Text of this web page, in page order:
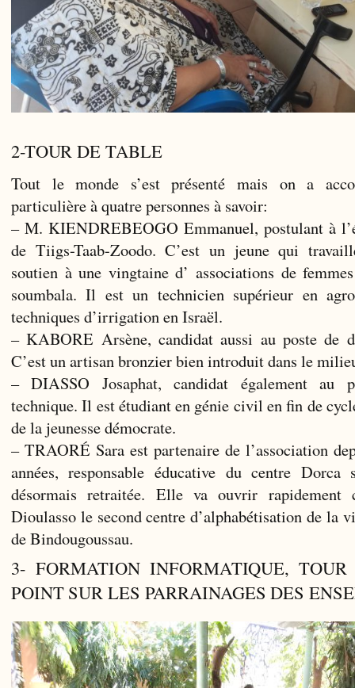
2-TOUR DE TABLE
Tout le monde s’est présenté mais on a
particulière à quatre personnes à savoir:
– M. KIENDREBEOGO Emmanuel, postulant à
de Tiigs-Taab-Zoodo. C’est un jeune qui
soutien à une vingtaine d’ associations de
soumbala. Il est un technicien supérieur en
techniques d’irrigation en Israël.
– KABORE Arsène, candidat aussi au poste de
C’est un artisan bronzier bien introduit dans le
– DIASSO Josaphat, candidat également au
technique. Il est étudiant en génie civil en fin de
de la jeunesse démocrate.
– TRAORÉ Sara est partenaire de l’association
années, responsable éducative du centre Dorca
désormais retraitée. Elle va ouvrir
Dioulasso le second centre d’alphabétisation de la
de Bindougoussau.
3- FORMATION INFORMATIQUE,
POINT SUR LES PARRAINAGES DES